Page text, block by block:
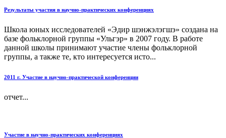
Результаты участия в научно-практических конференциях
Школа юных исследователей «Эдир шэнжэлэгшэ» создана на
базе фольклорной группы «Ульгэр» в 2007 году. В работе
данной школы принимают участие члены фольклорной
группы, а также те, кто интересуется исто...
2011 г. Участие в научно-практической конференции
отчет...
Участие в научно-практических конференциях